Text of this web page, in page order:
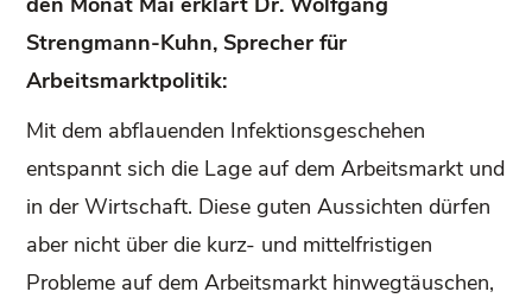
Strengmann-Kuhn, Sprecher für
Arbeitsmarktpolitik:
Mit dem abflauenden Infektionsgeschehen
entspannt sich die Lage auf dem Arbeitsmarkt und
in der Wirtschaft. Diese guten Aussichten dürfen
aber nicht über die kurz- und mittelfristigen
Probleme auf dem Arbeitsmarkt hinwegtäuschen,